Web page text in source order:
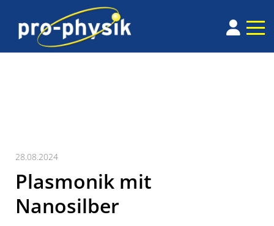
28.08.2024
Plasmonik mit
Nanosilber